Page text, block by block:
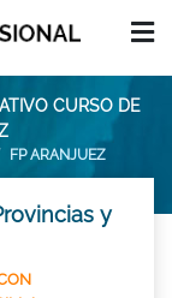
CURSO DE
FP ARANJUEZ
y